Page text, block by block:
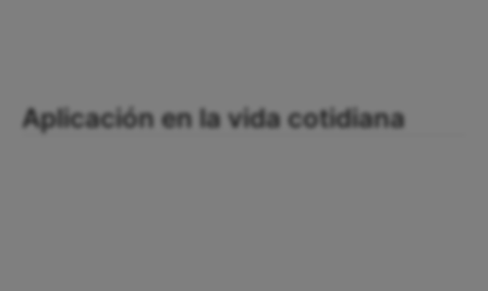
Aplicación en la vida cotidiana